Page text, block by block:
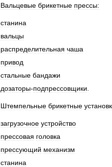
Вальцевые брикетные прессы:
станина
вальцы
распределительная чаша
привод
стальные бандажи
дозаторы-подпрессовщики
Штемпельные брикетные
загрузочное устройство
прессовая головка
прессующий механизм
станина